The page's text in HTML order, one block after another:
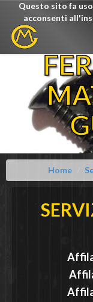
Questo sito fa
acconsenti
Home